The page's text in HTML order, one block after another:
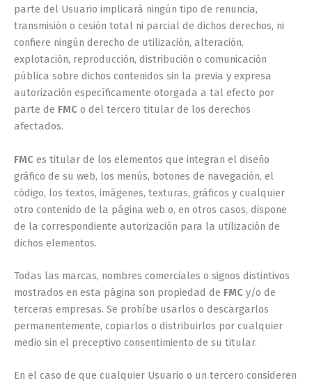
parte del Usuario implicará ningún tipo de renuncia,
transmisión o cesión total ni parcial de dichos derechos, ni
confiere ningún derecho de utilización, alteración,
explotación, reproducción, distribución o comunicación
pública sobre dichos contenidos sin la previa y expresa
autorización específicamente otorgada a tal efecto por
parte de FMC o del tercero titular de los derechos
afectados.
FMC es titular de los elementos que integran el diseño
gráfico de su web, los menús, botones de navegación, el
código, los textos, imágenes, texturas, gráficos y cualquier
otro contenido de la página web o, en otros casos, dispone
de la correspondiente autorización para la utilización de
dichos elementos.
Todas las marcas, nombres comerciales o signos distintivos
mostrados en esta página son propiedad de FMC y/o de
terceras empresas. Se prohíbe usarlos o descargarlos
permanentemente, copiarlos o distribuirlos por cualquier
medio sin el preceptivo consentimiento de su titular.
En el caso de que cualquier Usuario o un tercero consideren